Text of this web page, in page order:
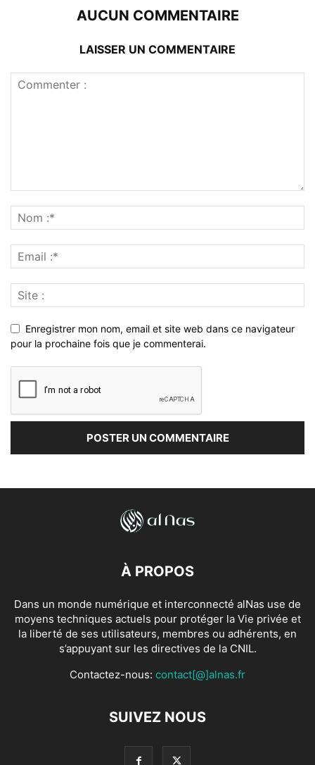
AUCUN COMMENTAIRE
LAISSER UN COMMENTAIRE
Enregistrer mon nom, email et site web dans ce navigateur
pour la prochaine fois que je commenterai.
À PROPOS
Dans un monde numérique et interconnecté alNas use de
moyens techniques actuels pour protéger la Vie privée et
la liberté de ses utilisateurs, membres ou adhérents, en
s’appuyant sur les directives de la CNIL.
Contactez-nous: contact[@]alnas.fr
SUIVEZ NOUS